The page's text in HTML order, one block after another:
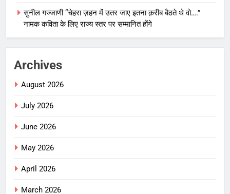
सुनील गज्जाणी “चेहरा ज़हन में उतर जाए इतना क़रीब बैठते थे वो….”
नामक कविता के लिए राज्य स्तर पर सम्मानित होंगे
Archives
August 2026
July 2026
June 2026
May 2026
April 2026
March 2026